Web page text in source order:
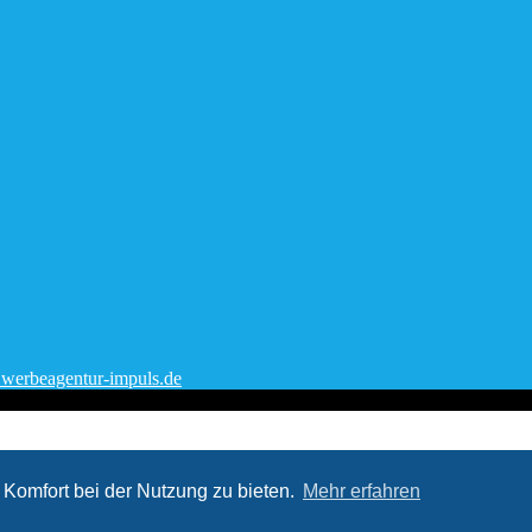
bei der Nutzung zu bieten. Mehr erfahren
impuls.de